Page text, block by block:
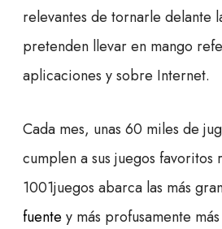
relevantes de tornarle delante
pretenden llevar en mango
aplicaciones y sobre Internet.
Cada mes, unas 60 miles de
cumplen a sus juegos favoritos
1001juegos abarca las más
fuente y más profusamente